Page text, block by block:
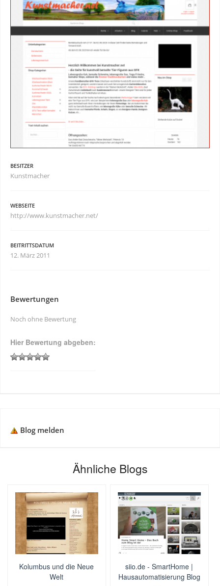
BESITZER
Kunstmacher
WEBSEITE
http://www.kunstmacher.net/
BEITRITTSDATUM
12. März 2011
Bewertungen
Noch ohne Bewertung
Hier Bewertung abgeben:
Blog melden
Ähnliche Blogs
Kolumbus und die Neue
Welt
siio.de - SmartHome |
Hausautomatisierung Blog